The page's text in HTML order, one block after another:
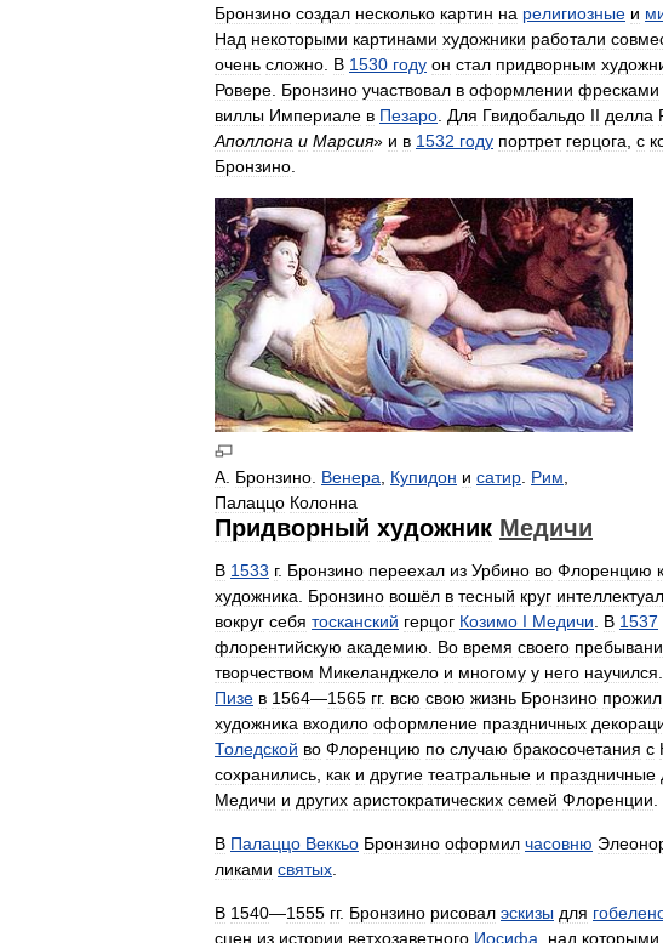
Бронзино создал несколько картин на религиозные и
Над некоторыми картинами художники работали
очень сложно В 1530 году он стал придворным
Ровере Бронзино участвовал в оформлении фресками
виллы Империале в Пезаро Для Гвидобальдо II делла
Аполлона и Марсия» и в 1532 году портрет герцога с
Бронзино
А Бронзино Венера Купидон и сатир Рим
Палаццо Колонна
Придворный художник Медичи
В 1533 г. Бронзино переехал из Урбино во Флоренцию
художника
Бронзино вошёл в тесный круг
вокруг себя тосканский герцог Козимо I Медичи В 1537
флорентийскую академию Во время своего
творчеством Микеланджело и многому у него научился
Пизе в 1564—1565 гг. всю свою жизнь Бронзино прожил
художника входило оформление праздничных
Толедской во Флоренцию по случаю бракосочетания с
сохранились как и другие театральные и праздничные
Медичи и других аристократических семей Флоренции
В Палаццо Веккьо Бронзино оформил часовню
ликами святых
В 1540—1555 гг. Бронзино рисовал эскизы для
сцен из истории ветхозаветного Иосифа над которыми